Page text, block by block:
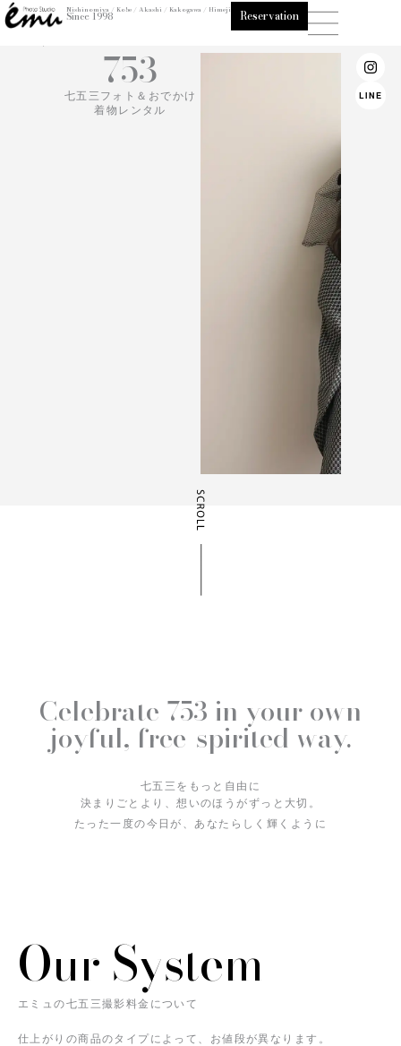
内
容
Nishinomiya / Kobe / Akashi / Kakogawa / Himeji
Since 1998
Reservation
753
七五三フォト＆おでかけ
着物レンタル
I
n
s
t
LINE
Celebrate 753 in your own
joyful, free-spirited way.
七五三をもっと自由に
決まりごとより、想いのほうがずっと大切。
たった一度の今日が、あなたらしく輝くように
Our System
エミュの七五三撮影料金について
仕上がりの商品のタイプによって、お値段が異なります。